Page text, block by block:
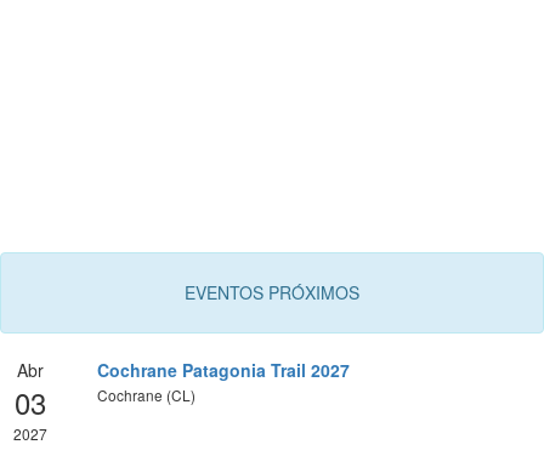
EVENTOS PRÓXIMOS
Abr
03
2027
Cochrane Patagonia Trail 2027
Cochrane (CL)